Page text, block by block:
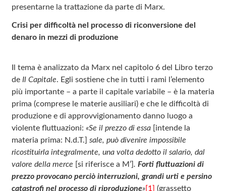
presentarne la trattazione da parte di Marx.
Crisi per difficoltà nel processo di riconversione del
denaro in mezzi di produzione
Il tema è analizzato da Marx nel capitolo 6 del Libro terzo
de Il Capitale. Egli sostiene che in tutti i rami l’elemento
più importante – a parte il capitale variabile – è la materia
prima (comprese le materie ausiliari) e che le difficoltà di
produzione e di approvvigionamento danno luogo a
violente fluttuazioni: «Se il prezzo di essa [intende la
materia prima: N.d.T.] sale, può divenire impossibile
ricostituirla integralmente, una volta dedotto il salario, dal
valore della merce [si riferisce a M’]. Forti fluttuazioni di
prezzo provocano perciò interruzioni, grandi urti e persino
catastrofi nel processo di riproduzione»[1] (grassetto